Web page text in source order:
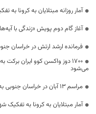
آمار روزانه مبتلایان به کرونا
آغاز گام دوم پویش «زندگی با
فرمانده ارشد ارتش در خراسان
١٧٠٠ دوز واکسن کوو ایران
می‌شود
مراسم ۱۳ آبان در خراسان جنوبی به‌صورت اجتماع باز برگزار می‌شود
آمار مبتلایان به کرونا به